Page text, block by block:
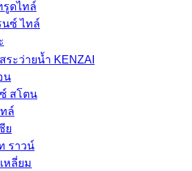
รูดไทล์
นซ์ ไทล์
ระว่ายน้ำ KENZAI
น
สโตน
ล์
ย
ราวน์
หลี่ยม